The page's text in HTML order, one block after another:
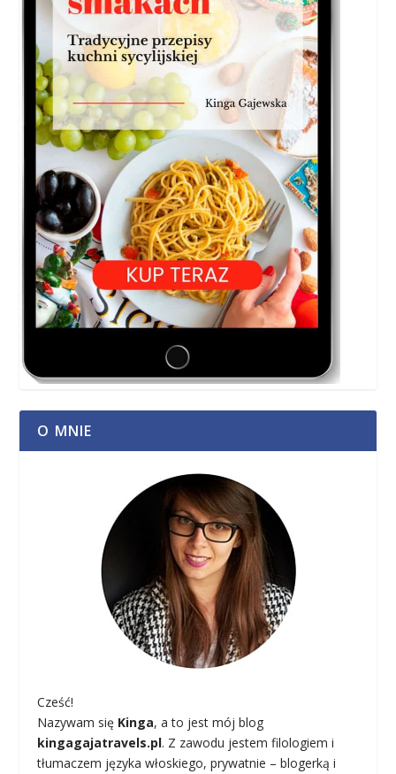
O MNIE
Cześć!
Nazywam się Kinga, a to jest mój blog
kingagajatravels.pl. Z zawodu jestem filologiem i
tłumaczem języka włoskiego, prywatnie – blogerką i